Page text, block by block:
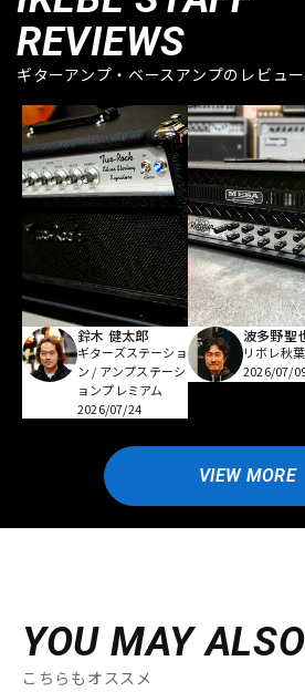
REVIEWS
ギターアンプ・ベースアンプのレビュー
鈴木 健太郎
ギターズステーショ
ン / アンプステーシ
ョンプレミアム
2026/07/24
波多野聖
リボレ秋
2026/07/
VIEW MORE
YOU MAY
こちらもオススメ